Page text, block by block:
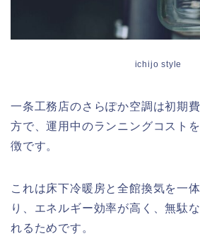
ichijo style
一条工務店のさらぽか空調は初期
方で、運用中のランニングコスト
徴です。
これは床下冷暖房と全館換気を一
り、エネルギー効率が高く、無駄
れるためです。